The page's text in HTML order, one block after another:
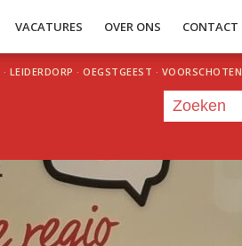
VACATURES OVER ONS CONTACT
· LEIDERDORP · OEGSTGEEST · VOORSCHOTEN